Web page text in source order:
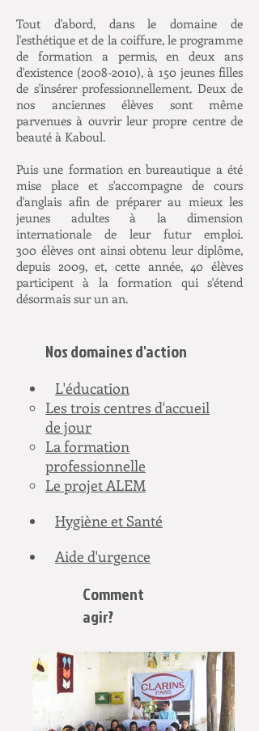
Tout d'abord, dans le domaine de
l'esthétique et de la coiffure, le programme
de formation a permis, en deux ans
d'existence (2008-2010), à 150 jeunes filles
de s'insérer professionnellement. Deux de
nos anciennes élèves sont même
parvenues à ouvrir leur propre centre de
beauté à Kaboul.
Puis une formation en bureautique a été
mise place et s'accompagne de cours
d'anglais afin de préparer au mieux les
jeunes adultes à la dimension
internationale de leur futur emploi.
300 élèves ont ainsi obtenu leur diplôme,
depuis 2009, et, cette année, 40 élèves
participent à la formation qui s'étend
désormais sur un an.
Nos domaines d'action
L'éducation
Les trois centres d'accueil
de jour
La formation
professionnelle
Le projet ALEM
Hygiène et Santé
Aide d'urgence
Comment
agir?